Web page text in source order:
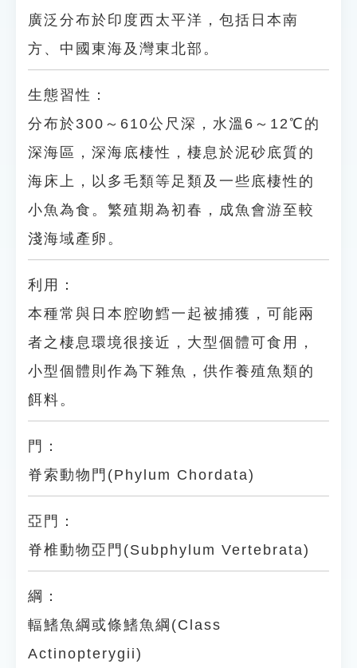
廣泛分布於印度西太平洋，包括日本南
方、中國東海及灣東北部。
生態習性：
分布於300～610公尺深，水溫6～12℃的
深海區，深海底棲性，棲息於泥砂底質的
海床上，以多毛類等足類及一些底棲性的
小魚為食。繁殖期為初春，成魚會游至較
淺海域產卵。
利用：
本種常與日本腔吻鱈一起被捕獲，可能兩
者之棲息環境很接近，大型個體可食用，
小型個體則作為下雜魚，供作養殖魚類的
餌料。
門：
脊索動物門(Phylum Chordata)
亞門：
脊椎動物亞門(Subphylum Vertebrata)
綱：
輻鰭魚綱或條鰭魚綱(Class
Actinopterygii)